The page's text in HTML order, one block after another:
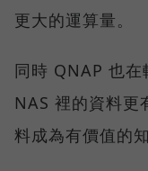
更大的運算量。
同時 QNAP 也在
NAS 裡的資料更
料成為有價值的知